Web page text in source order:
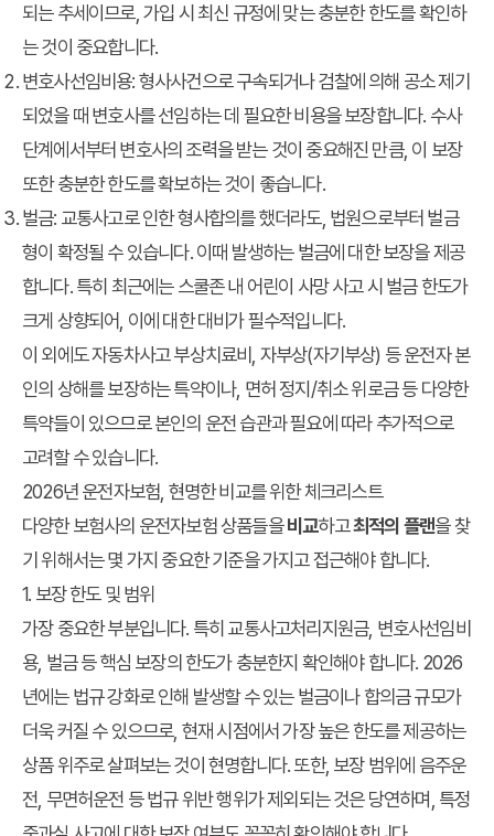
되는 추세이므로, 가입 시 최신 규정에 맞는 충분한 한도를 확인하
는 것이 중요합니다.
변호사선임비용: 형사사건으로 구속되거나 검찰에 의해 공소 제기
되었을 때 변호사를 선임하는 데 필요한 비용을 보장합니다. 수사
단계에서부터 변호사의 조력을 받는 것이 중요해진 만큼, 이 보장
또한 충분한 한도를 확보하는 것이 좋습니다.
벌금: 교통사고로 인한 형사합의를 했더라도, 법원으로부터 벌금
형이 확정될 수 있습니다. 이때 발생하는 벌금에 대한 보장을 제공
합니다. 특히 최근에는 스쿨존 내 어린이 사망 사고 시 벌금 한도가
크게 상향되어, 이에 대한 대비가 필수적입니다.
이 외에도 자동차사고 부상치료비, 자부상(자기부상) 등 운전자 본
인의 상해를 보장하는 특약이나, 면허 정지/취소 위로금 등 다양한
특약들이 있으므로 본인의 운전 습관과 필요에 따라 추가적으로
고려할 수 있습니다.
2026년 운전자보험, 현명한 비교를 위한 체크리스트
다양한 보험사의 운전자보험 상품들을비교하고최적의 플랜을 찾
기 위해서는 몇 가지 중요한 기준을 가지고 접근해야 합니다.
1. 보장 한도 및 범위
가장 중요한 부분입니다. 특히 교통사고처리지원금, 변호사선임비
용, 벌금 등 핵심 보장의 한도가 충분한지 확인해야 합니다. 2026
년에는 법규 강화로 인해 발생할 수 있는 벌금이나 합의금 규모가
더욱 커질 수 있으므로, 현재 시점에서 가장 높은 한도를 제공하는
상품 위주로 살펴보는 것이 현명합니다. 또한, 보장 범위에 음주운
전, 무면허운전 등 법규 위반 행위가 제외되는 것은 당연하며, 특정